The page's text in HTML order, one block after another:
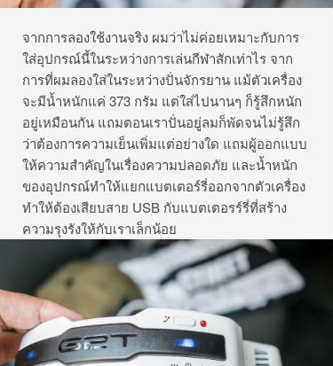
จากการลองใช้งานจริง ผมว่าไม่ค่อยเหมาะกับการ
ใส่อุปกรณ์นี้ในระหว่างการเล่นกีฬาสักเท่าไร จาก
การที่ผมลองใส่ในระหว่างปั่นจักรยาน แม้ตัวเครื่อง
จะมีน้ำหนักแค่ 373 กรัม แต่ใส่ไปนานๆ ก็รู้สึกหนัก
อยู่เหมือนกัน แถมตอนเราปั่นอยู่ลมก็พัดจนไม่รู้สึก
ว่าต้องการความเย็นเพิ่มแต่อย่างใด แถมผู้ออกแบบ
ให้ความสำคัญในเรื่องความปลอดภัย และน้ำหนัก
ของอุปกรณ์ทำให้แยกแบตเตอร์รี่ออกจากตัวเครื่อง
ทำให้ต้องเสียบสาย USB กับแบตเตอรร์รี่ที่สร้าง
ความรุงรังให้กับเราเล็กน้อย